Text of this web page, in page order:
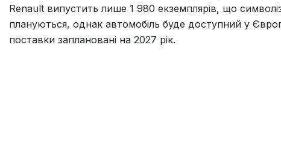
Renault випустить лише 1 980 екземплярів, що
плануються, однак автомобіль буде доступний у
поставки заплановані на 2027 рік.